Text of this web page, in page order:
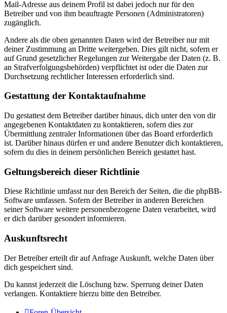
Mail-Adresse aus deinem Profil ist dabei jedoch nur für den
Betreiber und von ihm beauftragte Personen (Administratoren)
zugänglich.
Andere als die oben genannten Daten wird der Betreiber nur mit
deiner Zustimmung an Dritte weitergeben. Dies gilt nicht, sofern er
auf Grund gesetzlicher Regelungen zur Weitergabe der Daten (z. B.
an Strafverfolgungsbehörden) verpflichtet ist oder die Daten zur
Durchsetzung rechtlicher Interessen erforderlich sind.
Gestattung der Kontaktaufnahme
Du gestattest dem Betreiber darüber hinaus, dich unter den von dir
angegebenen Kontaktdaten zu kontaktieren, sofern dies zur
Übermittlung zentraler Informationen über das Board erforderlich
ist. Darüber hinaus dürfen er und andere Benutzer dich kontaktieren,
sofern du dies in deinem persönlichen Bereich gestattet hast.
Geltungsbereich dieser Richtlinie
Diese Richtlinie umfasst nur den Bereich der Seiten, die die phpBB-
Software umfassen. Sofern der Betreiber in anderen Bereichen
seiner Software weitere personenbezogene Daten verarbeitet, wird
er dich darüber gesondert informieren.
Auskunftsrecht
Der Betreiber erteilt dir auf Anfrage Auskunft, welche Daten über
dich gespeichert sind.
Du kannst jederzeit die Löschung bzw. Sperrung deiner Daten
verlangen. Kontaktiere hierzu bitte den Betreiber.